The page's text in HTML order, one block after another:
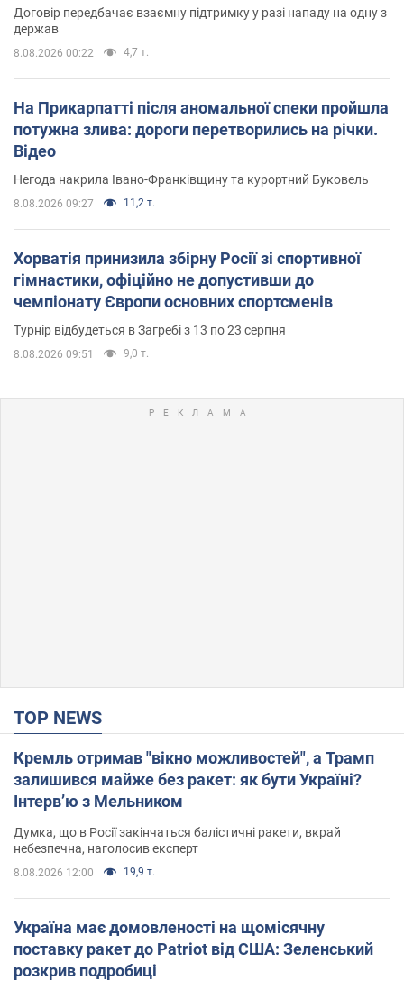
Договір передбачає взаємну підтримку у разі нападу на одну з
держав
8.08.2026 00:22 4,7 т.
На Прикарпатті після аномальної спеки пройшла
потужна злива: дороги перетворились на річки.
Відео
Негода накрила Івано-Франківщину та курортний Буковель
8.08.2026 09:27 11,2 т.
Хорватія принизила збірну Росії зі спортивної
гімнастики, офіційно не допустивши до
чемпіонату Європи основних спортсменів
Турнір відбудеться в Загребі з 13 по 23 серпня
8.08.2026 09:51 9,0 т.
TOP NEWS
Кремль отримав "вікно можливостей", а Трамп
залишився майже без ракет: як бути Україні?
Інтерв’ю з Мельником
Думка, що в Росії закінчаться балістичні ракети, вкрай
небезпечна, наголосив експерт
8.08.2026 12:00 19,9 т.
Україна має домовленості на щомісячну
поставку ракет до Patriot від США: Зеленський
розкрив подробиці